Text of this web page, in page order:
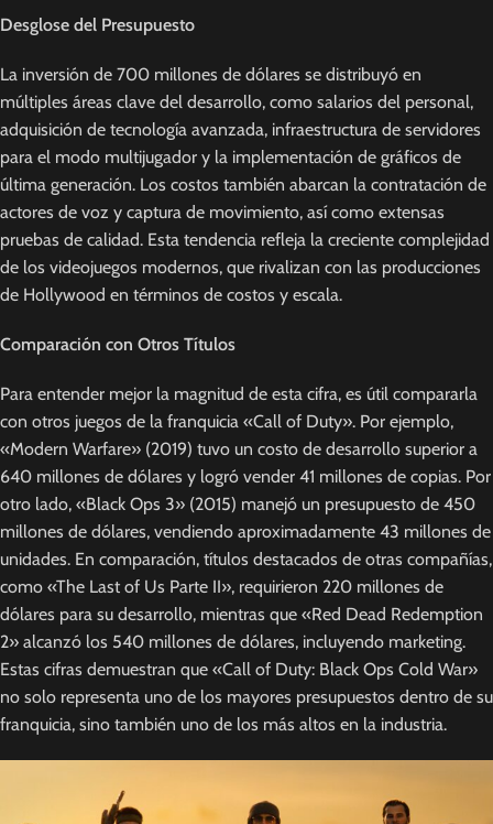
Desglose del Presupuesto
La inversión de 700 millones de dólares se distribuyó en
múltiples áreas clave del desarrollo, como salarios del personal,
adquisición de tecnología avanzada, infraestructura de servidores
para el modo multijugador y la implementación de gráficos de
última generación. Los costos también abarcan la contratación de
actores de voz y captura de movimiento, así como extensas
pruebas de calidad. Esta tendencia refleja la creciente complejidad
de los videojuegos modernos, que rivalizan con las producciones
de Hollywood en términos de costos y escala.
Comparación con Otros Títulos
Para entender mejor la magnitud de esta cifra, es útil compararla
con otros juegos de la franquicia «Call of Duty». Por ejemplo,
«Modern Warfare» (2019) tuvo un costo de desarrollo superior a
640 millones de dólares y logró vender 41 millones de copias. Por
otro lado, «Black Ops 3» (2015) manejó un presupuesto de 450
millones de dólares, vendiendo aproximadamente 43 millones de
unidades. En comparación, títulos destacados de otras compañías,
como «The Last of Us Parte II», requirieron 220 millones de
dólares para su desarrollo, mientras que «Red Dead Redemption
2» alcanzó los 540 millones de dólares, incluyendo marketing.
Estas cifras demuestran que «Call of Duty: Black Ops Cold War»
no solo representa uno de los mayores presupuestos dentro de su
franquicia, sino también uno de los más altos en la industria.